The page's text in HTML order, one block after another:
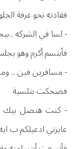
فقادته نحو غرفة
- لسا في الشركه
فأبتسم أكرم وهو
- مسافرين فين ..
فضحكت بتلسية
- كنت هتصل بيك
عايزني ادعيلكم ب